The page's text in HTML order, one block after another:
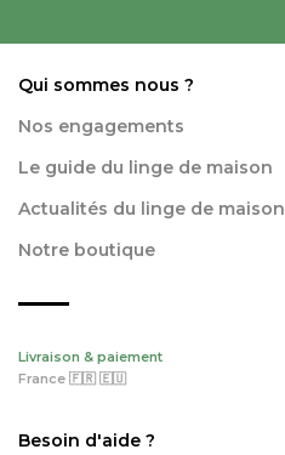
Qui sommes nous ?
Nos engagements
Le guide du linge de maison
Actualités du linge de maison
Notre boutique
Livraison & paiement
France 🇫🇷 🇪🇺
Besoin d'aide ?